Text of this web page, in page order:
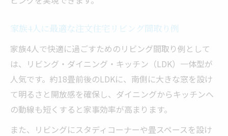
家族4人に最適な注文住宅リビング間取り例
家族4人で快適に過ごすためのリビング間取り例として
は、リビング・ダイニング・キッチン（LDK）一体型が
人気です。約18畳前後のLDKに、南側に大きな窓を設け
て明るさと開放感を確保し、ダイニングからキッチンへ
の動線も短くすると家事効率が高まります。
また、リビングにスタディコーナーや畳スペースを設け